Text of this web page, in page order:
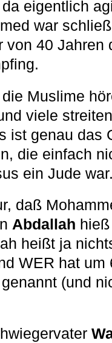
eigentlich
war
von 40 Jahren
die Muslime
viele
ist genau das
die einfach
ein Jude
daß
Abdallah hieß
heißt ja
WER hat um
genannt (und